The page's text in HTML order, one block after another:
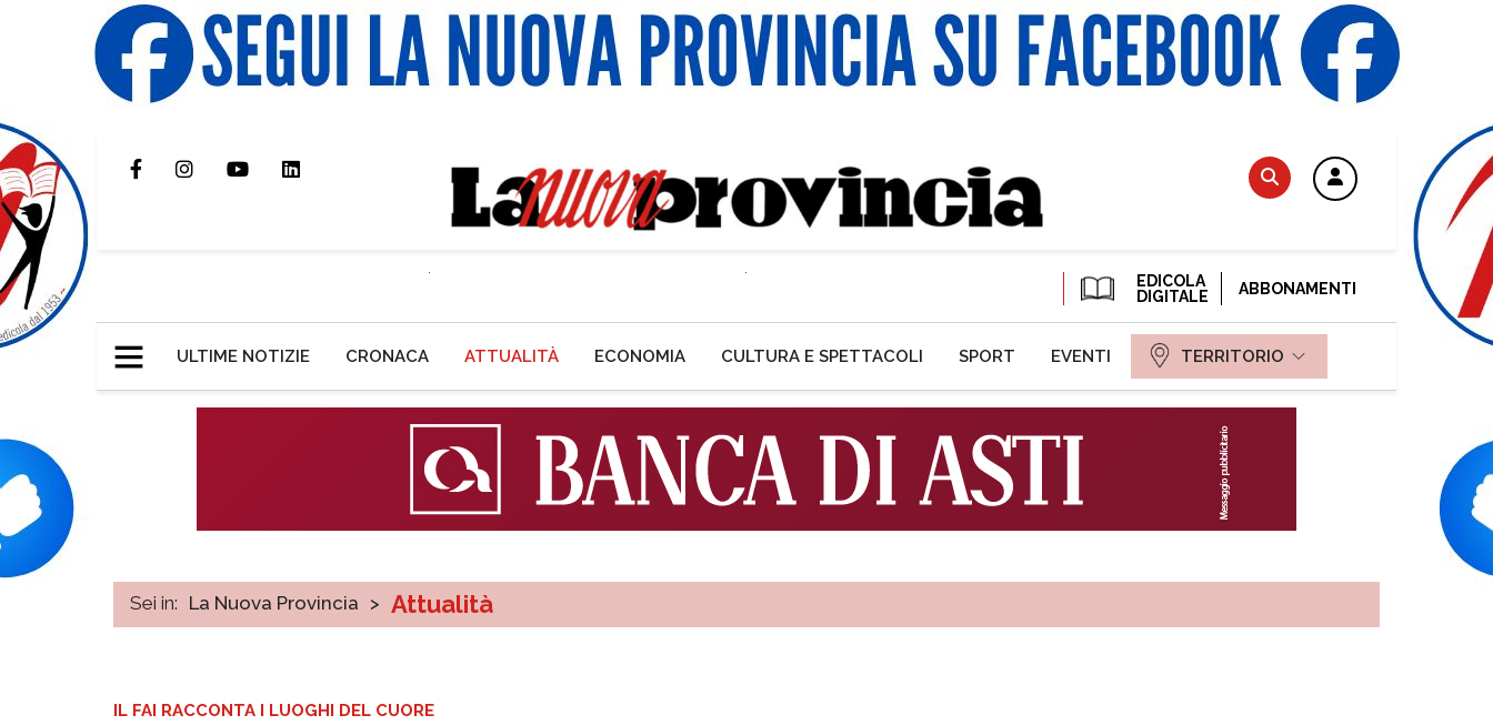
EDICOLA
DIGITALE
ABBONAMENTI
ULTIME NOTIZIE CRONACA ATTUALITÀ ECONOMIA CULTURA E SPETTACOLI SPORT EVENTI TERRITORIO
Sei in: La Nuova Provincia > Attualità
IL FAI RACCONTA I LUOGHI DEL CUORE